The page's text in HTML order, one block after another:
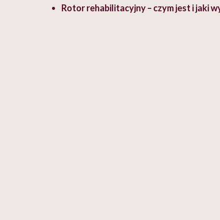
Rotor rehabilitacyjny – czym jest i jaki